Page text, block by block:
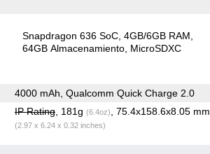
Snapdragon 636 SoC 4GB/6GB RAM
64GB Almacenamiento MicroSDXC
4000 mAh, Qualcomm Quick Charge 2.0
IP Rating, 181g (6.4oz) , 75.4x158.6x8.05 mm
(2.97 x 6.24 x 0.32 inches)